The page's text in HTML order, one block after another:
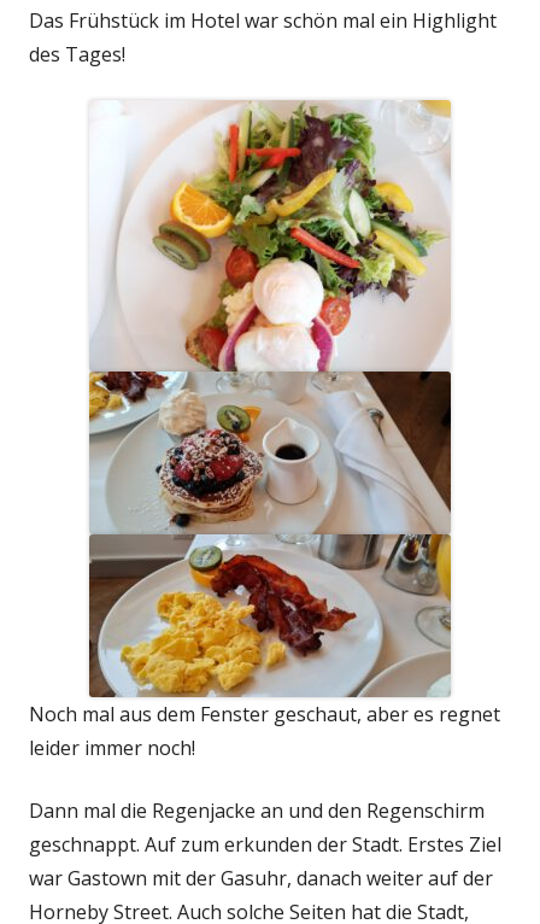
Das Frühstück im Hotel war schön mal ein Highlight
des Tages!
Noch mal aus dem Fenster geschaut, aber es regnet
leider immer noch!
Dann mal die Regenjacke an und den Regenschirm
geschnappt. Auf zum erkunden der Stadt. Erstes Ziel
war Gastown mit der Gasuhr, danach weiter auf der
Horneby Street. Auch solche Seiten hat die Stadt,